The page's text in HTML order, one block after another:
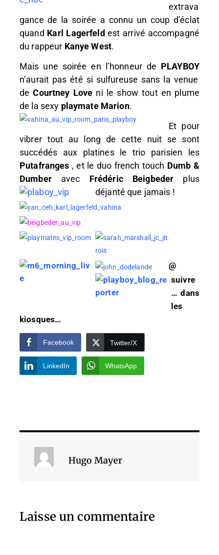
extrava
gance de la soirée a connu un coup d’éclat
quand Karl Lagerfeld est arrivé accompagné
du rappeur Kanye West.
Mais une soirée en l’honneur de PLAYBOY
n’aurait pas été si sulfureuse sans la venue
deCourtney Love ni le show tout en plume
de la sexy playmate Marion.
Et pour
vibrer tout au long de cette nuit se sont
succédés aux platines le trio parisien les
Putafranges , et le duo french touch Dumb &
Dumberavec Frédéric Beigbeder plus
déjanté que jamais !
@
suivre
… dans
les
kiosques…
Facebook Twitter/X
LinkedIn WhatsApp
Hugo Mayer
Laisse un commentaire